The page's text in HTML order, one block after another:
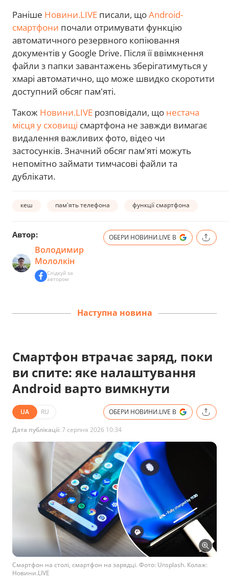
Раніше Новини.LIVE писали, щоAndroid-
смартфони почали отримувати функцію
автоматичного резервного копіювання
документів у Google Drive. Після її ввімкнення
файли з папки завантажень зберігатимуться у
хмарі автоматично, що може швидко скоротити
доступний обсяг пам'яті.
Також Новини.LIVE розповідали, що нестача
місця у сховищі смартфона не завжди вимагає
видалення важливих фото, відео чи
застосунків. Значний обсяг пам'яті можуть
непомітно займати тимчасові файли та
дублікати.
кеш пам'ять телефона функції смартфона
Автор:
Володимир
Мололкін
Слідкуй за
автором
ОБЕРИ НОВИНИ.LIVE В
Наступна новина
Смартфон втрачає заряд, поки
ви спите: яке налаштування
Android варто вимкнути
UA RU ОБЕРИ НОВИНИ.LIVE В
Дата публікації:7 серпня 2026 10:34
Смартфон на столі, смартфон на зарядці. Фото: Unsplash. Колаж:
Новини.LIVE